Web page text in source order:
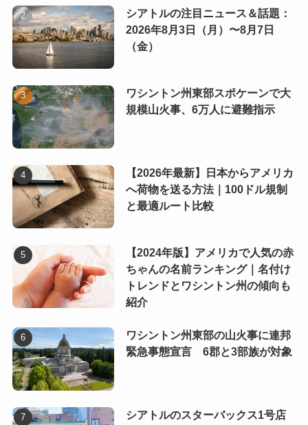
シアトルの注目ニュース＆話題：
2026年8月3日（月）〜8月7日
（金）
ワシントン州東部スポケーンで大
規模山火事、6万人に避難指示
【2026年最新】日本からアメリカ
へ荷物を送る方法｜100ドル規制
と最適ルート比較
【2024年版】アメリカで人気の赤
ちゃんの名前ランキング｜名付け
トレンドとワシントン州の傾向も
紹介
ワシントン州東部の山火事に連邦
緊急事態宣言 6郡と3部族が対象
シアトルのスターバックス1号店